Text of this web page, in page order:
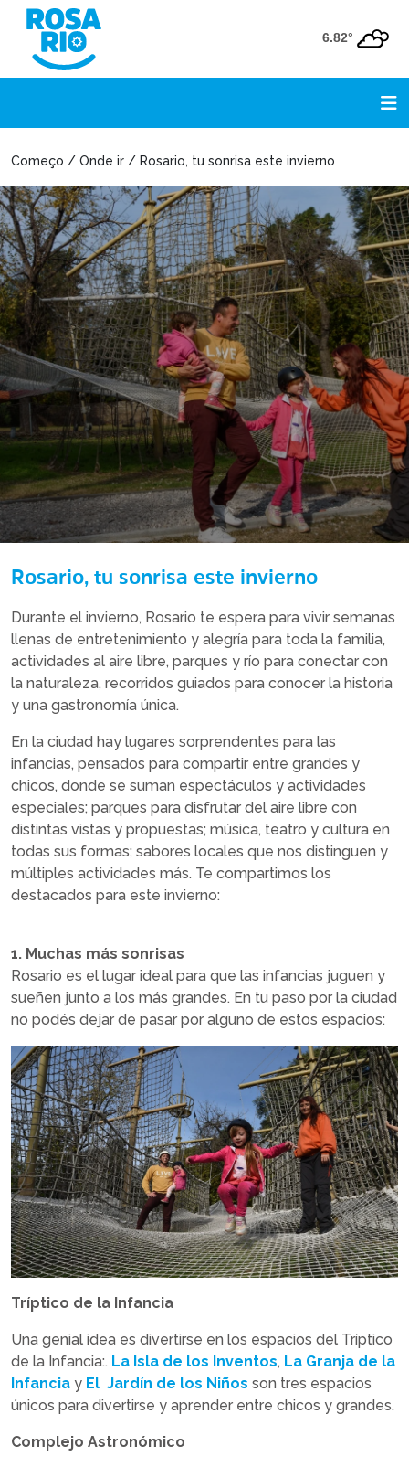
6.82°
Começo / Onde ir / Rosario, tu sonrisa este invierno
Rosario, tu sonrisa este invierno
Durante el invierno, Rosario te espera para vivir semanas
llenas de entretenimiento y alegría para toda la familia,
actividades al aire libre, parques y río para conectar con
la naturaleza, recorridos guiados para conocer la historia
y una gastronomía única.
En la ciudad hay lugares sorprendentes para las
infancias, pensados para compartir entre grandes y
chicos, donde se suman espectáculos y actividades
especiales; parques para disfrutar del aire libre con
distintas vistas y propuestas; música, teatro y cultura en
todas sus formas; sabores locales que nos distinguen y
múltiples actividades más. Te compartimos los
destacados para este invierno:
1. Muchas más sonrisas
Rosario es el lugar ideal para que las infancias juguen y
sueñen junto a los más grandes. En tu paso por la ciudad
no podés dejar de pasar por alguno de estos espacios:
Tríptico de la Infancia
Una genial idea es divertirse en los espacios del Tríptico
de la Infancia:. La Isla de los Inventos, La Granja de la
Infancia y El Jardín de los Niños son tres espacios
únicos para divertirse y aprender entre chicos y grandes.
Complejo Astronómico